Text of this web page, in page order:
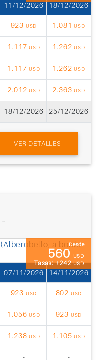
11/12/2026 18/12/2026
923 USD 1.081 USD
1.117 USD 1.262 USD
1.117 USD 1.262 USD
2.012 USD 2.363 USD
18/12/2026 25/12/2026
VER DETALLES
Desde
560 USD
Tasas: +242USD
07/11/2026 14/11/2026
923 USD 802 USD
1.056 USD 923 USD
1.238 USD 1.105 USD
- -